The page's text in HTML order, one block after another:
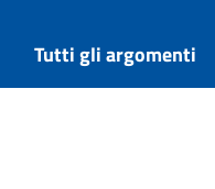
Tutti gli argomenti